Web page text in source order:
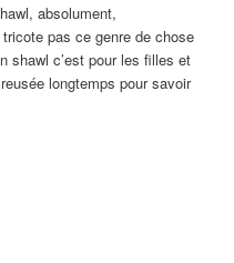
absolument,
pas ce genre de chose
shawl c’est pour les filles et
longtemps pour savoir